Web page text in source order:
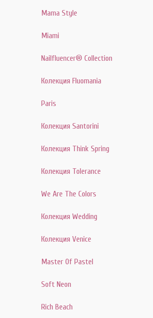
Mama Style
Miami
Nailfluencer® Collection
Колекция Fluomania
Paris
Колекция Santorini
Колекция Think Spring
Колекция Tolerance
We Are The Colors
Колекция Wedding
Колекция Venice
Master Of Pastel
Soft Neon
Rich Beach